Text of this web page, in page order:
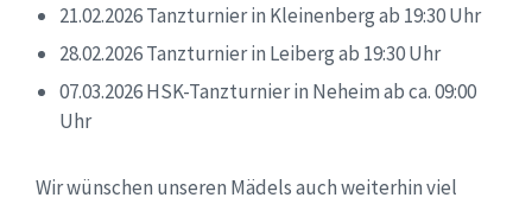
21.02.2026 Tanzturnier in Kleinenberg ab 19:30 Uhr
28.02.2026 Tanzturnier in Leiberg ab 19:30 Uhr
07.03.2026 HSK-Tanzturnier in Neheim ab ca. 09:00
Uhr
Wir wünschen unseren Mädels auch weiterhin viel